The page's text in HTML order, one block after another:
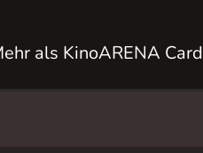
als KinoARENA Card